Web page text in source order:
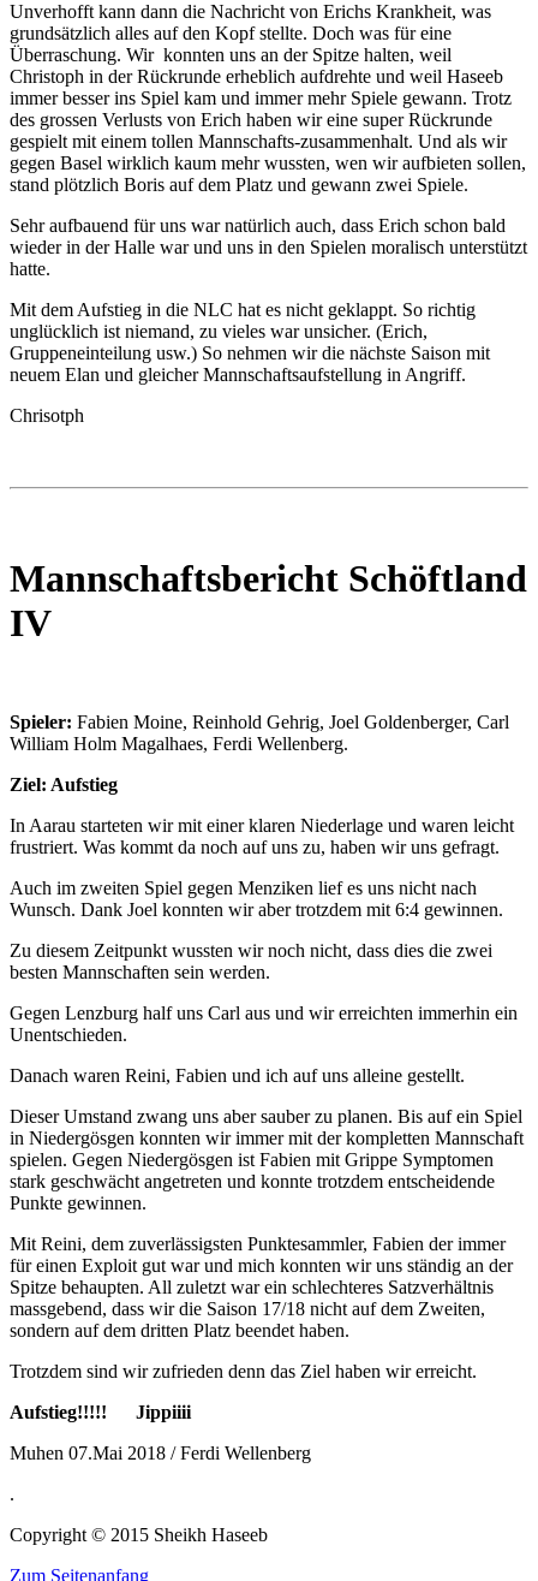
Unverhofft kann dann die Nachricht von Erichs Krankheit, was
grundsätzlich alles auf den Kopf stellte. Doch was für eine
Überraschung. Wir konnten uns an der Spitze halten, weil
Christoph in der Rückrunde erheblich aufdrehte und weil Haseeb
immer besser ins Spiel kam und immer mehr Spiele gewann. Trotz
des grossen Verlusts von Erich haben wir eine super Rückrunde
gespielt mit einem tollen Mannschafts-zusammenhalt. Und als wir
gegen Basel wirklich kaum mehr wussten, wen wir aufbieten sollen,
stand plötzlich Boris auf dem Platz und gewann zwei Spiele.
Sehr aufbauend für uns war natürlich auch, dass Erich schon bald
wieder in der Halle war und uns in den Spielen moralisch unterstützt
hatte.
Mit dem Aufstieg in die NLC hat es nicht geklappt. So richtig
unglücklich ist niemand, zu vieles war unsicher. (Erich,
Gruppeneinteilung usw.) So nehmen wir die nächste Saison mit
neuem Elan und gleicher Mannschaftsaufstellung in Angriff.
Chrisotph
Mannschaftsbericht Schöftland
IV
Spieler: Fabien Moine, Reinhold Gehrig, Joel Goldenberger, Carl
William Holm Magalhaes, Ferdi Wellenberg.
Ziel: Aufstieg
In Aarau starteten wir mit einer klaren Niederlage und waren leicht
frustriert. Was kommt da noch auf uns zu, haben wir uns gefragt.
Auch im zweiten Spiel gegen Menziken lief es uns nicht nach
Wunsch. Dank Joel konnten wir aber trotzdem mit 6:4 gewinnen.
Zu diesem Zeitpunkt wussten wir noch nicht, dass dies die zwei
besten Mannschaften sein werden.
Gegen Lenzburg half uns Carl aus und wir erreichten immerhin ein
Unentschieden.
Danach waren Reini, Fabien und ich auf uns alleine gestellt.
Dieser Umstand zwang uns aber sauber zu planen. Bis auf ein Spiel
in Niedergösgen konnten wir immer mit der kompletten Mannschaft
spielen. Gegen Niedergösgen ist Fabien mit Grippe Symptomen
stark geschwächt angetreten und konnte trotzdem entscheidende
Punkte gewinnen.
Mit Reini, dem zuverlässigsten Punktesammler, Fabien der immer
für einen Exploit gut war und mich konnten wir uns ständig an der
Spitze behaupten. All zuletzt war ein schlechteres Satzverhältnis
massgebend, dass wir die Saison 17/18 nicht auf dem Zweiten,
sondern auf dem dritten Platz beendet haben.
Trotzdem sind wir zufrieden denn das Ziel haben wir erreicht.
Aufstieg!!!!! Jippiiii
Muhen 07.Mai 2018 / Ferdi Wellenberg
.
Copyright © 2015 Sheikh Haseeb
Zum Seitenanfang